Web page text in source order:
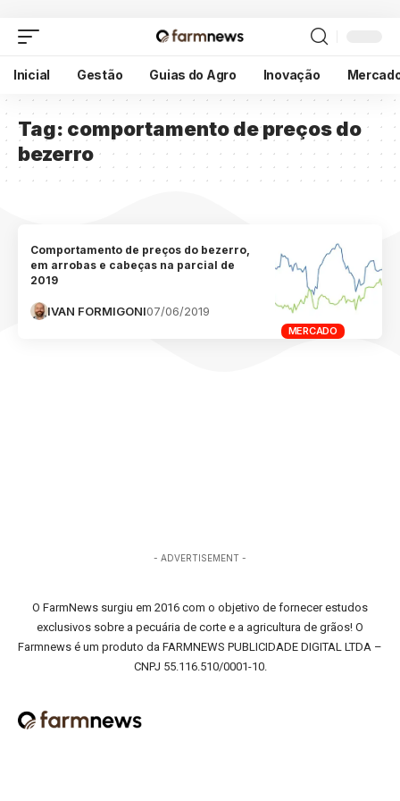
Inicial Gestão Guias do Agro Inovação
Tag: comportamento de preços do
bezerro
MERCADO
Comportamento de preços do bezerro,
em arrobas e cabeças na parcial de
2019
IVAN FORMIGONI07/06/2019
- ADVERTISEMENT -
O FarmNews surgiu em 2016 com o objetivo de fornecer estudos
exclusivos sobre a pecuária de corte e a agricultura de grãos! O
Farmnews é um produto da FARMNEWS PUBLICIDADE DIGITAL LTDA –
CNPJ 55.116.510/0001-10.